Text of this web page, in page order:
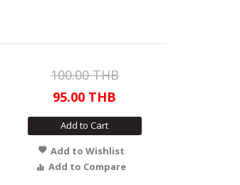
100.00 THB
95.00 THB
Add to Cart
Add to Wishlist
Add to Compare